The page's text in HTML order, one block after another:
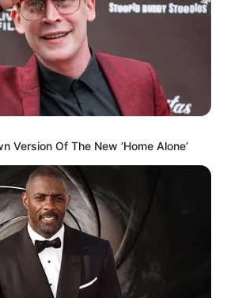
Mute
Version Of The New ‘Home Alone’